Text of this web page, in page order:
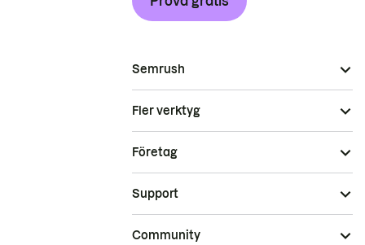
Semrush
Fler verktyg
Företag
Support
Community